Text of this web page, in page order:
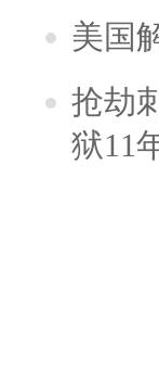
美国
抢劫
狱11